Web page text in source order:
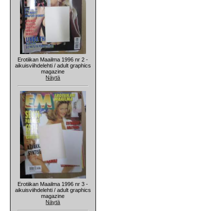
Erotiikan Maailma 1996 nr 2 -
aikuisviihdelehti / adult graphics
magazine
Näytä
Erotiikan Maailma 1996 nr 3 -
aikuisviihdelehti / adult graphics
magazine
Näytä